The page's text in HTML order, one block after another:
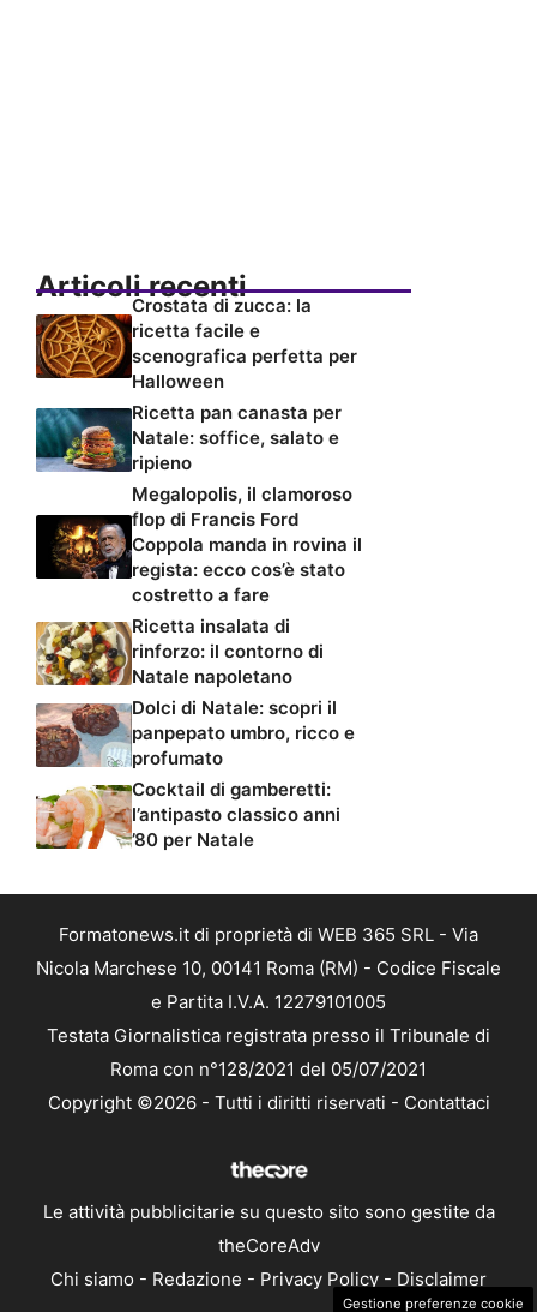
Articoli recenti
Crostata di zucca: la
ricetta facile e
scenografica perfetta per
Halloween
Ricetta pan canasta per
Natale: soffice, salato e
ripieno
Megalopolis, il clamoroso
flop di Francis Ford
Coppola manda in rovina il
regista: ecco cos’è stato
costretto a fare
Ricetta insalata di
rinforzo: il contorno di
Natale napoletano
Dolci di Natale: scopri il
panpepato umbro, ricco e
profumato
Cocktail di gamberetti:
l’antipasto classico anni
’80 per Natale
Formatonews.it di proprietà di WEB 365 SRL - Via
Nicola Marchese 10, 00141 Roma (RM) - Codice Fiscale
e Partita I.V.A. 12279101005
Testata Giornalistica registrata presso il Tribunale di
Roma con n°128/2021 del 05/07/2021
Copyright ©2026 - Tutti i diritti riservati - Contattaci
Le attività pubblicitarie su questo sito sono gestite da
theCoreAdv
Chi siamo - Redazione - Privacy Policy - Disclaimer
Gestione preferenze cookie